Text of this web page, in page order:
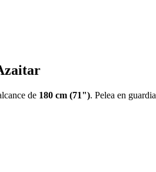
de 180 cm (71"). Pelea en guardia